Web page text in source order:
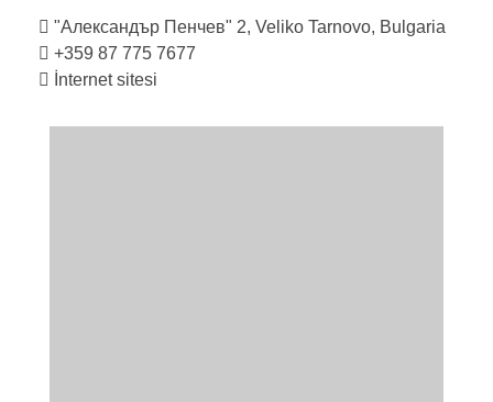
"Александър Пенчев" 2, Veliko Tarnovo, Bulgaria
+359 87 775 7677
İnternet sitesi